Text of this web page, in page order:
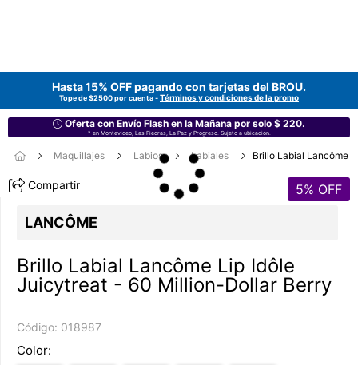
Hasta 15% OFF pagando con tarjetas del BROU.
Tope de $2500 por cuenta -Términos y condiciones de la promo
Oferta con Envío Flash en la Mañana por solo $ 220.
* en Montevideo, Las Piedras, La Paz y Progreso. Sujeto a ubicación.
Maquillajes Labios Labiales Brillo Labial Lancôme
Compartir 5% OFF
LANCÔME
Brillo Labial Lancôme Lip Idôle
Juicytreat - 60 Million-Dollar Berry
Código: 018987
Color: